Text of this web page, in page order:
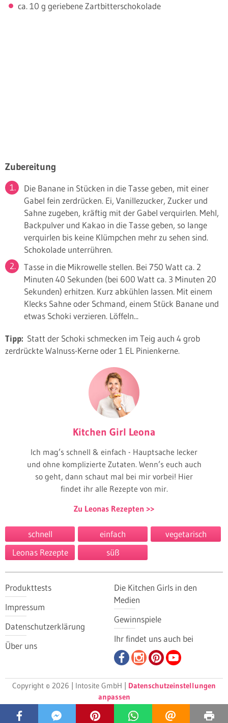
ca. 10 g geriebene Zartbitterschokolade
Zubereitung
Die Banane in Stücken in die Tasse geben, mit einer
Gabel fein zerdrücken. Ei, Vanillezucker, Zucker und
Sahne zugeben, kräftig mit der Gabel verquirlen. Mehl,
Backpulver und Kakao in die Tasse geben, so lange
verquirlen bis keine Klümpchen mehr zu sehen sind.
Schokolade unterrühren.
Tasse in die Mikrowelle stellen. Bei 750 Watt ca. 2
Minuten 40 Sekunden (bei 600 Watt ca. 3 Minuten 20
Sekunden) erhitzen. Kurz abkühlen lassen. Mit einem
Klecks Sahne oder Schmand, einem Stück Banane und
etwas Schoki verzieren. Löffeln...
Tipp: Statt der Schoki schmecken im Teig auch 4 grob
zerdrückte Walnuss-Kerne oder 1 EL Pinienkerne.
Kitchen Girl Leona
Ich mag’s schnell & einfach - Hauptsache lecker
und ohne komplizierte Zutaten. Wenn’s euch auch
so geht, dann schaut mal bei mir vorbei! Hier
findet ihr alle Rezepte von mir.
Zu Leonas Rezepten
schnell einfach
vegetarisch
Leonas Rezepte
süß
Produkttests
Impressum
Datenschutzerklärung
Über uns
Die Kitchen Girls in den
Medien
Gewinnspiele
Ihr findet uns auch bei
Copyright © 2026 | Intosite GmbH | Datenschutzeinstellungen
anpassen